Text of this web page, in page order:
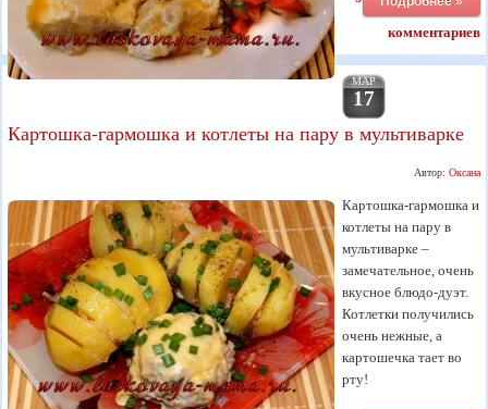
комментариев
МАР
17
Картошка-гармошка и котлеты на пару в мультиварке
Автор: Оксана
Картошка-гармошка и
котлеты на пару в
мультиварке –
замечательное, очень
вкусное блюдо-дуэт.
Котлетки получились
очень нежные, а
картошечка тает во
рту!